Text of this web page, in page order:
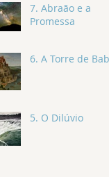
7. Abraão e a
Promessa
6. A Torre de
5. O Dilúvio